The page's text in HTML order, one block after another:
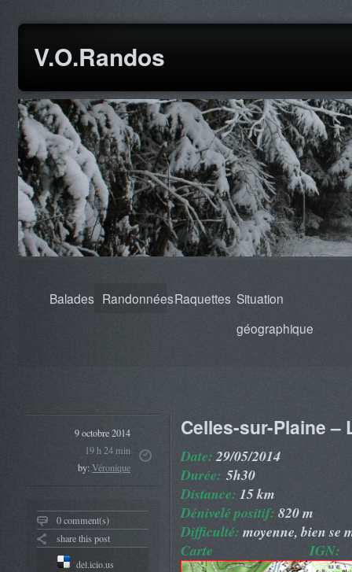
V.O.Randos
Balades RandonnéesRaquettes Situation
géographique
9 octobre 2014
19 h 24 min
by:Véronique
0 comment(s)
share this post
del.icio.us
Celles-sur-Plaine –
Date:29/05/2014
Durée: 5h30
Distance: 15 km
Dénivelé positif: 820 m
Difficulté: moyenne, bien se
Carte IGN: